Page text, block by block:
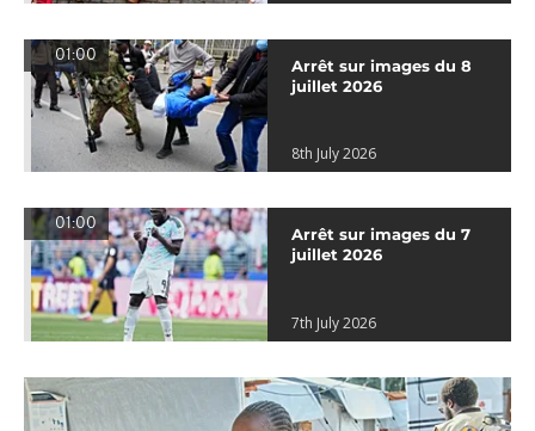
01:00
Arrêt sur images du 8
juillet 2026
8th July 2026
01:00
Arrêt sur images du 7
juillet 2026
7th July 2026